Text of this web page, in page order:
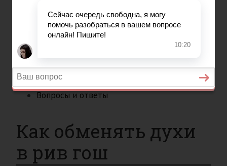
Главная
Страхование
Возврат товаров
Военное право
Вопросы и ответы
Как обменять духи
в рив гош